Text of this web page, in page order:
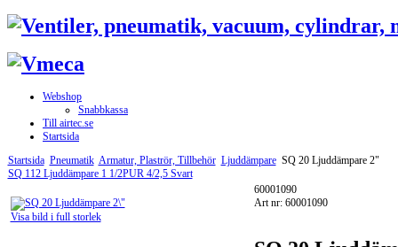
Webshop
Snabbkassa
Till airtec.se
Startsida
Startsida Pneumatik Armatur, Plaströr, Tillbehör Ljuddämpare SQ 20 Ljuddämpare 2"
SQ 112 Ljuddämpare 1 1/2PUR 4/2,5 Svart
Visa bild i full storlek
60001090
Art nr: 60001090